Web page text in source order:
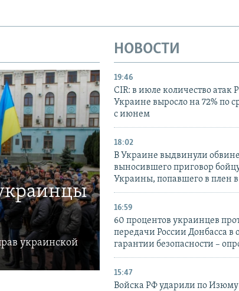
украинской
НОВОСТИ
19:46
CIR: в июле количество атак
Украине выросло на 72% по
с июнем
18:02
В Украине выдвинули
выносившего приговор
Украины, попавшего в плен
16:59
60 процентов украинцев
передачи России Донбасса в
гарантии безопасности –
15:47
Войска РФ ударили по Изюму